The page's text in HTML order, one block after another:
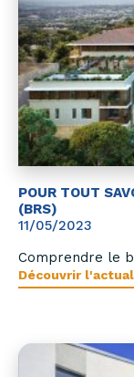
POUR TOUT
(BRS)
11/05/2023
Comprendre le
Découvrir